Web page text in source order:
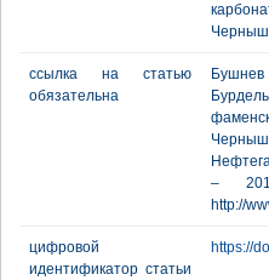
ссылка на статью
обязательна
–
http://
цифровой
идентификатор статьи
https://